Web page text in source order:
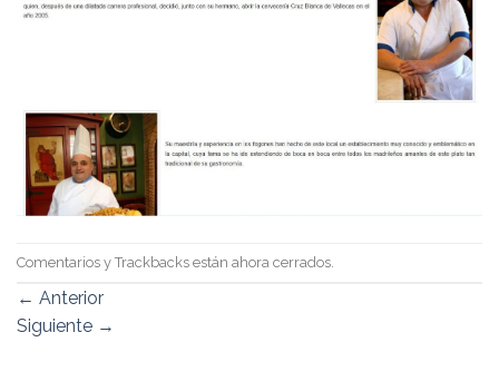
Comentarios y Trackbacks están ahora cerrados.
← Anterior
Siguiente →